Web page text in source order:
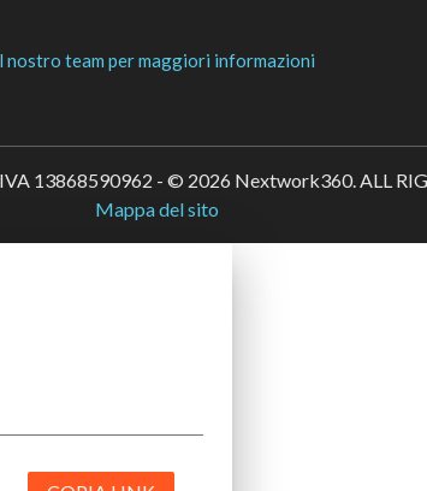
nostro team per maggiori informazioni
13868590962 - © 2026 Nextwork360. ALL
Mappa del sito